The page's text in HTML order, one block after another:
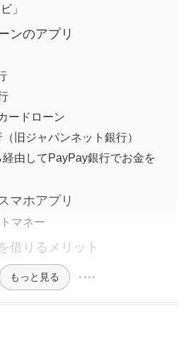
」
ンのアプリ
ードローン
旧ジャパンネット銀行）
由してPayPay銀行でお金を
マホアプリ
マネー
借りるメリット
もっと見る